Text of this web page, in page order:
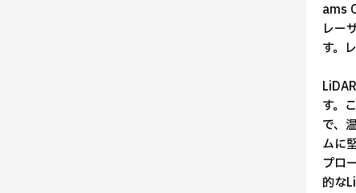
ams
レー
す。
す。
で、
ムに
プロ
的な